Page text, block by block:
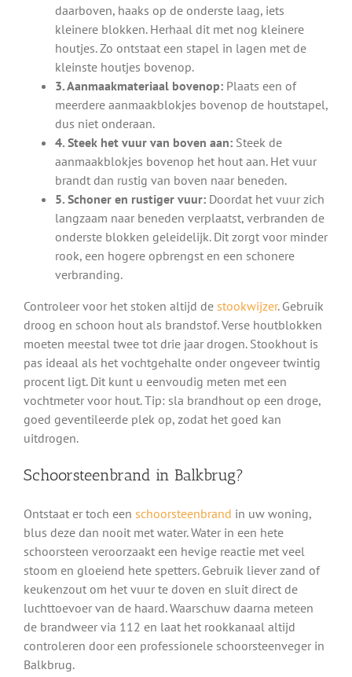
daarboven, haaks op de onderste laag, iets
kleinere blokken. Herhaal dit met nog kleinere
houtjes. Zo ontstaat een stapel in lagen met de
kleinste houtjes bovenop.
3. Aanmaakmateriaal bovenop:Plaats een of
meerdere aanmaakblokjes bovenop de houtstapel,
dus niet onderaan.
4. Steek het vuur van boven aan:Steek de
aanmaakblokjes bovenop het hout aan. Het vuur
brandt dan rustig van boven naar beneden.
5. Schoner en rustiger vuur:Doordat het vuur zich
langzaam naar beneden verplaatst, verbranden de
onderste blokken geleidelijk. Dit zorgt voor minder
rook, een hogere opbrengst en een schonere
verbranding.
Controleer voor het stoken altijd de stookwijzer. Gebruik
droog en schoon hout als brandstof. Verse houtblokken
moeten meestal twee tot drie jaar drogen. Stookhout is
pas ideaal als het vochtgehalte onder ongeveer twintig
procent ligt. Dit kunt u eenvoudig meten met een
vochtmeter voor hout. Tip: sla brandhout op een droge,
goed geventileerde plek op, zodat het goed kan
uitdrogen.
Schoorsteenbrand in Balkbrug?
Ontstaat er toch een schoorsteenbrand in uw woning,
blus deze dan nooit met water. Water in een hete
schoorsteen veroorzaakt een hevige reactie met veel
stoom en gloeiend hete spetters. Gebruik liever zand of
keukenzout om het vuur te doven en sluit direct de
luchttoevoer van de haard. Waarschuw daarna meteen
de brandweer via 112 en laat het rookkanaal altijd
controleren door een professionele schoorsteenveger in
Balkbrug.